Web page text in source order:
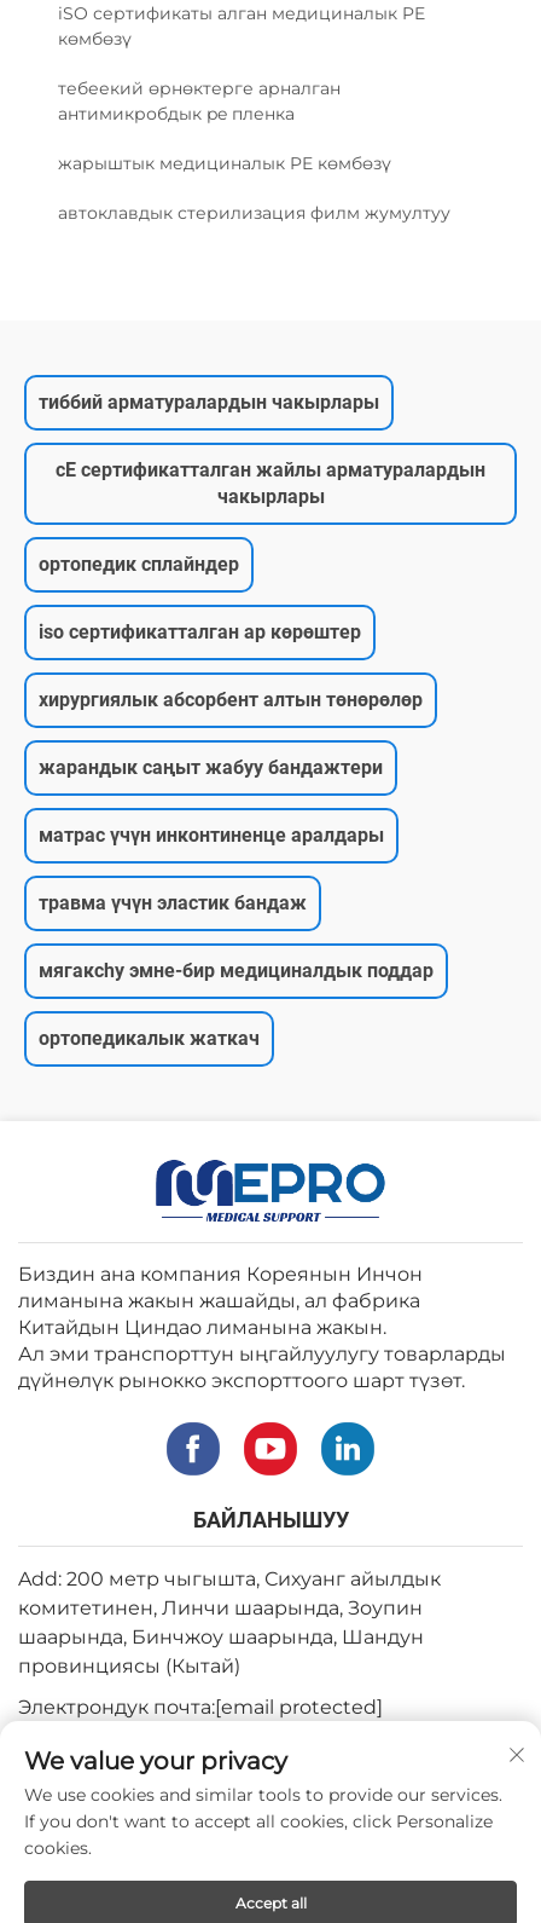
iSO сертификаты алган медициналык PE
көмбөзү
тебеекий өрнөктерге арналган
антимикробдык pe пленка
жарыштык медициналык PE көмбөзү
автоклавдык стерилизация филм жумултуу
тиббий арматуралардын чакырлары
cE сертификатталган жайлы арматуралардын
чакырлары
ортопедик сплайндер
iso сертификатталган ар көрөштер
хирургиялык абсорбент алтын төнөрөлөр
жарандык саңыт жабуу бандажтери
матрас үчүн инконтиненце аралдары
травма үчүн эластик бандаж
мягакchy эмне-бир медициналдык поддар
ортопедикалык жаткач
Биздин ана компания Кореянын Инчон
лиманына жакын жашайды, ал фабрика
Китайдын Циндао лиманына жакын.
Ал эми транспорттун ыңгайлуулугу товарларды
дүйнөлүк рынокко экспорттоого шарт түзөт.
БАЙЛАНЫШУУ
Add: 200 метр чыгышта, Сихуанг айылдык
комитетинен, Линчи шаарында, Зоупин
шаарында, Бинчжоу шаарында, Шандун
провинциясы (Кытай)
Электрондук почта:[email protected]
Тел:
+82-3180427370
Телефон:+86-15564344404
WhatsApp: +82-1022396668
Copyright © 2024 by Mepro Medical Co.,Ltd.
We value your privacy
We use cookies and similar tools to provide our services.
If you don't want to accept all cookies, click Personalize
cookies.
Accept all